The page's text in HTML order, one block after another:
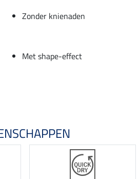
Zonder knienaden
Met shape-effect